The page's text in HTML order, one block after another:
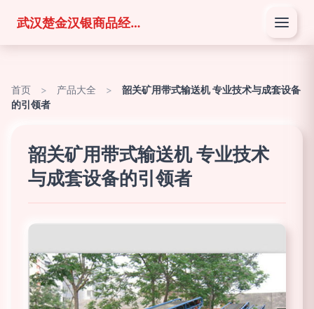
武汉楚金汉银商品经营有限公司
首页 > 产品大全 >
韶关矿用带式输送机 专业技术与成套设备
的引领者
韶关矿用带式输送机 专业技术
与成套设备的引领者